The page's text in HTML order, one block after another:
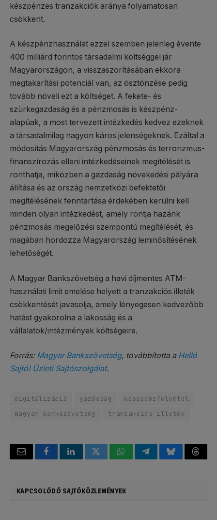
készpénzes tranzakciók aránya folyamatosan
csökkent.
A készpénzhasználat ezzel szemben jelenleg évente
400 milliárd forintos társadalmi költséggel jár
Magyarországon, a visszaszorításában ekkora
megtakarítási potenciál van, az ösztönzése pedig
tovább növeli ezt a költséget. A fekete- és
szürkegazdaság és a pénzmosás is készpénz-
alapúak, a most tervezett intézkedés kedvez ezeknek
a társadalmilag nagyon káros jelenségeknek. Ezáltal a
módosítás Magyarország pénzmosás és terrorizmus-
finanszírozás elleni intézkedéseinek megítélését is
ronthatja, miközben a gazdaság növekedési pályára
állítása és az ország nemzetközi befektetői
megítélésének fenntartása érdekében kerülni kell
minden olyan intézkedést, amely rontja hazánk
pénzmosás megelőzési szempontú megítélését, és
magában hordozza Magyarország leminősítésének
lehetőségét.
A Magyar Bankszövetség a havi díjmentes ATM-
használati limit emelése helyett a tranzakciós illeték
csökkentését javasolja, amely lényegesen kedvezőbb
hatást gyakorolna a lakosság és a
vállalatok/intézmények költségeire.
Forrás: Magyar Bankszövetség, továbbította a Helló
Sajtó! Üzleti Sajtószolgálat.
digitalizáció gazdaság
készpénzfelvétel
magyar bankszövetség
tranzakciós illeték
Email FacebookLinkedInTwitterWhatsAppTelegramBluesky
KAPCSOLÓDÓ SAJTÓKÖZLEMÉNYEK